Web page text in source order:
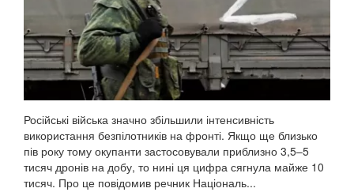
Російські війська значно збільшили інтенсивність
використання безпілотників на фронті. Якщо ще близько
пів року тому окупанти застосовували приблизно 3,5–5
тисяч дронів на добу, то нині ця цифра сягнула майже 10
тисяч. Про це повідомив речник Національ...